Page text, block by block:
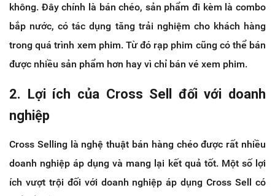
không. Đây chính là bán chéo, sản phẩm đi kèm là combo
bắp nước, có tác dụng tăng trải nghiệm cho khách hàng
trong quá trình xem phim. Từ đó rạp phim cũng có thể bán
được nhiều sản phẩm hơn hay vì chỉ bán vé xem phim.
2. Lợi ích của Cross Sell đối với doanh
nghiệp
Cross Selling là nghệ thuật bán hàng chéo được rất nhiều
doanh nghiệp áp dụng và mang lại kết quả tốt. Một số lợi
ích vượt trội đối với doanh nghiệp áp dụng Cross Sell có